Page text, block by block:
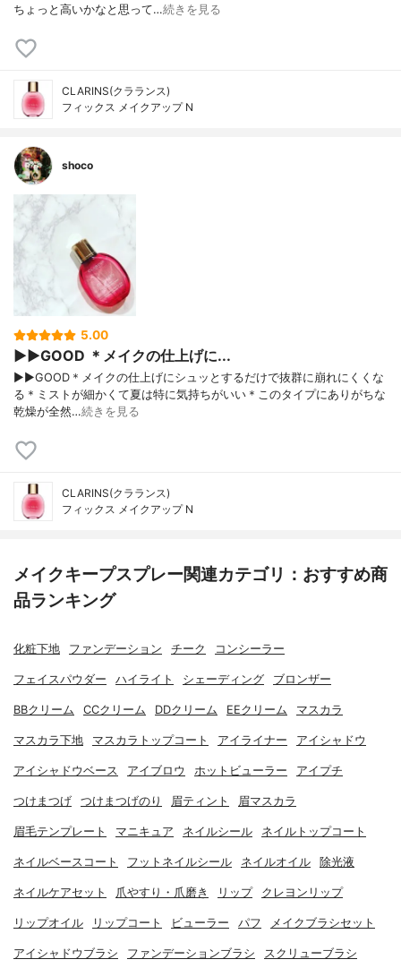
ちょっと高いかなと思って…続きを見る
CLARINS(クラランス)
フィックス メイクアップ N
shoco
5.00
▶︎▶︎GOOD ＊メイクの仕上げに...
▶︎▶︎GOOD＊メイクの仕上げにシュッとするだけで抜群に崩れにくくな
る＊ミストが細かくて夏は特に気持ちがいい＊このタイプにありがちな
乾燥が全然…続きを見る
CLARINS(クラランス)
フィックス メイクアップ N
メイクキープスプレー関連カテゴリ：おすすめ商
品ランキング
化粧下地 ファンデーション チーク コンシーラー
フェイスパウダー ハイライト シェーディング ブロンザー
BBクリーム CCクリーム DDクリーム EEクリーム マスカラ
マスカラ下地 マスカラトップコート アイライナー アイシャドウ
アイシャドウベース アイブロウ ホットビューラー アイプチ
つけまつげ つけまつげのり 眉ティント 眉マスカラ
眉毛テンプレート マニキュア ネイルシール ネイルトップコート
ネイルベースコート フットネイルシール ネイルオイル 除光液
ネイルケアセット 爪やすり・爪磨き リップ クレヨンリップ
リップオイル リップコート ビューラー パフ メイクブラシセット
アイシャドウブラシ ファンデーションブラシ スクリューブラシ